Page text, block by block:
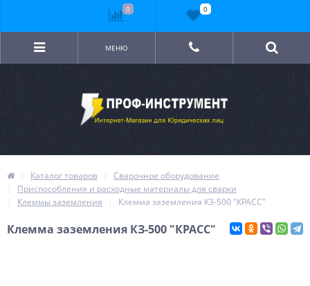
МЕНЮ
Каталог товаров
Сварочное оборудование
Приспособления и расходные материалы для сварки
Клеммы заземления
Клемма заземления КЗ-500 "КРАСС"
Клемма заземления КЗ-500 "КРАСС"
0 0